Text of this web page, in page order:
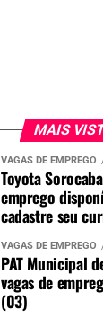
MAIS
VAGAS DE EMPREGO
Toyota
emprego
cadastre seu
VAGAS DE EMPREGO
PAT Municipal
vagas de
(03)